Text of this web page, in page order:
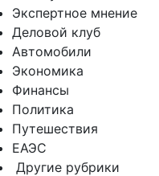
Экспертное мнение
Деловой клуб
Автомобили
Экономика
Финансы
Политика
Путешествия
ЕАЭС
Другие рубрики